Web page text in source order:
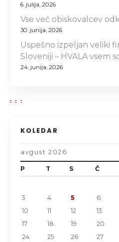
6. julija, 2026
Vse več obiskovalcev
30. junija, 2026
Uspešno izpeljan veliki
Sloveniji – HVALA vsem
24. junija, 2026
KOLEDAR
avgust 2026
P T S Č
3
4 5 6
10
11 12 13
17
18 19 20
24
25 26 27